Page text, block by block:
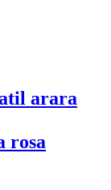
arara
rosa